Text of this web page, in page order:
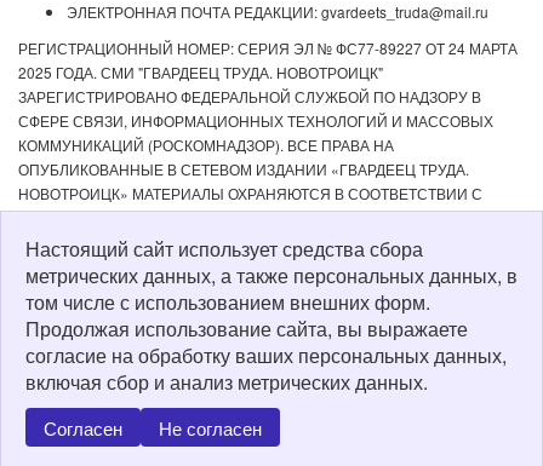
ЭЛЕКТРОННАЯ ПОЧТА РЕДАКЦИИ: gvardeets_truda@mail.ru
РЕГИСТРАЦИОННЫЙ НОМЕР: СЕРИЯ ЭЛ № ФС77-89227 ОТ 24 МАРТА
2025 ГОДА. СМИ "ГВАРДЕЕЦ ТРУДА. НОВОТРОИЦК"
ЗАРЕГИСТРИРОВАНО ФЕДЕРАЛЬНОЙ СЛУЖБОЙ ПО НАДЗОРУ В
СФЕРЕ СВЯЗИ, ИНФОРМАЦИОННЫХ ТЕХНОЛОГИЙ И МАССОВЫХ
КОММУНИКАЦИЙ (РОСКОМНАДЗОР). ВСЕ ПРАВА НА
ОПУБЛИКОВАННЫЕ В СЕТЕВОМ ИЗДАНИИ «ГВАРДЕЕЦ ТРУДА.
НОВОТРОИЦК» МАТЕРИАЛЫ ОХРАНЯЮТСЯ В СООТВЕТСТВИИ С
ЗАКОНОДАТЕЛЬСТВОМ РФ. ЛЮБОЕ ИСПОЛЬЗОВАНИЕ МАТЕРИАЛОВ
ДОПУСКАЕТСЯ ТОЛЬКО ПО СОГЛАСОВАНИЮ С РЕДАКЦИЕЙ С
ОБЯЗАТЕЛЬНОЙ АКТИВНОЙ ССЫЛКОЙ НА ИСТОЧНИК. РЕДАКЦИЯ НЕ
НЕСЕТ ОТВЕТСТВЕННОСТИ ЗА ДОСТОВЕРНОСТЬ РЕКЛАМНЫХ
МАТЕРИАЛОВ, РАЗМЕЩЕННЫХ В СЕТЕВОМ ИЗДАНИИ «ГВАРДЕЕЦ
ТРУДА. НОВОТРОИЦК», А ТАКЖЕ ЗА СОДЕРЖАНИЕ ВЕБ-САЙТОВ, НА
КОТОРЫЕ ДАНЫ ГИПЕРССЫЛКИ. ДЛЯ ДЕТЕЙ СТАРШЕ 16 ЛЕТ.
Политика о персональных данных
Настоящий сайт использует средства сбора
метрических данных, а также персональных данных, в
том числе с использованием внешних форм.
Продолжая использование сайта, вы выражаете
согласие на обработку ваших персональных данных,
включая сбор и анализ метрических данных.
Согласен Не согласен